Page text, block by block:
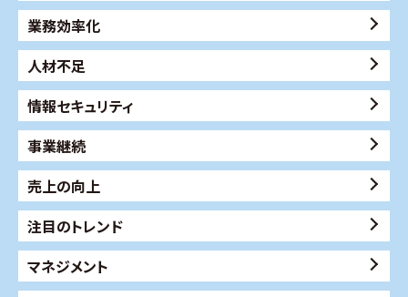
業務効率化
人材不足
情報セキュリティ
事業継続
売上の向上
注目のトレンド
マネジメント